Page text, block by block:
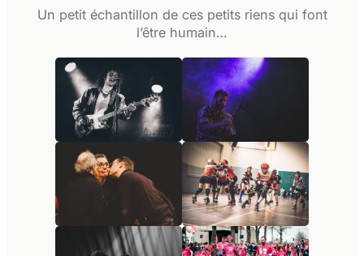
Un petit échantillon de ces petits riens qui font
l’être humain…